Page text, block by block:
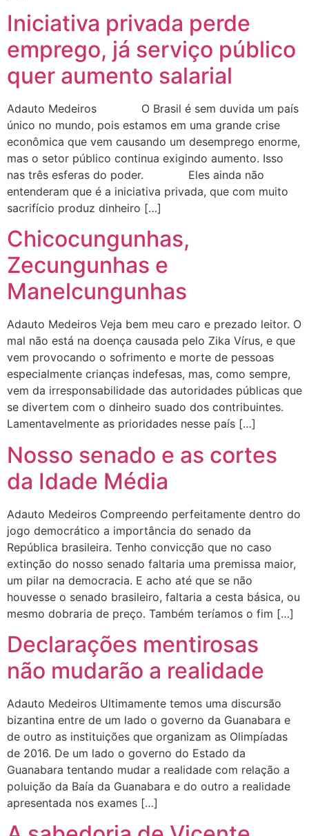
Iniciativa privada perde
emprego, já serviço público
quer aumento salarial
Adauto Medeiros O Brasil é sem duvida um país
único no mundo, pois estamos em uma grande crise
econômica que vem causando um desemprego enorme,
mas o setor público continua exigindo aumento. Isso
nas três esferas do poder. Eles ainda não
entenderam que é a iniciativa privada, que com muito
sacrifício produz dinheiro […]
Chicocungunhas,
Zecungunhas e
Manelcungunhas
Adauto Medeiros Veja bem meu caro e prezado leitor. O
mal não está na doença causada pelo Zika Vírus, e que
vem provocando o sofrimento e morte de pessoas
especialmente crianças indefesas, mas, como sempre,
vem da irresponsabilidade das autoridades públicas que
se divertem com o dinheiro suado dos contribuintes.
Lamentavelmente as prioridades nesse país […]
Nosso senado e as cortes
da Idade Média
Adauto Medeiros Compreendo perfeitamente dentro do
jogo democrático a importância do senado da
República brasileira. Tenho convicção que no caso
extinção do nosso senado faltaria uma premissa maior,
um pilar na democracia. E acho até que se não
houvesse o senado brasileiro, faltaria a cesta básica, ou
mesmo dobraria de preço. Também teríamos o fim […]
Declarações mentirosas
não mudarão a realidade
Adauto Medeiros Ultimamente temos uma discursão
bizantina entre de um lado o governo da Guanabara e
de outro as instituições que organizam as Olimpíadas
de 2016. De um lado o governo do Estado da
Guanabara tentando mudar a realidade com relação a
poluição da Baía da Guanabara e do outro a realidade
apresentada nos exames […]